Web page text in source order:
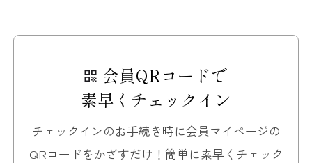
会員QRコードで
素早くチェックイン
チェックインのお手続き時に会員マイページの
QRコードをかざすだけ！ 簡単に素早くチェック